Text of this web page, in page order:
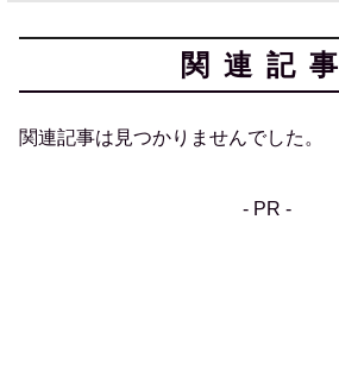
関連記事
関連記事は見つかりませんでした。
- PR -